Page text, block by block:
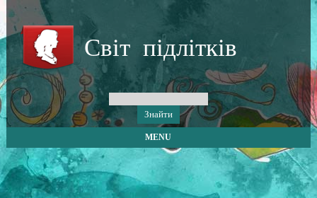
Світ підлітків
MENU